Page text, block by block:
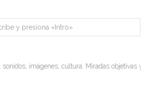
imágenes, cultura. Miradas objetivas y